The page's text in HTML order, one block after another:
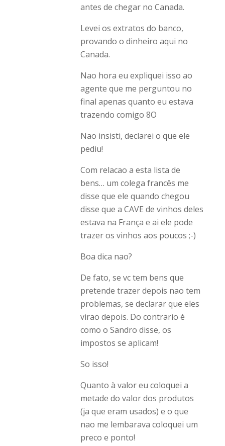
antes de chegar no Canada.
Levei os extratos do banco,
provando o dinheiro aqui no
Canada.
Nao hora eu expliquei isso ao
agente que me perguntou no
final apenas quanto eu estava
trazendo comigo 8O
Nao insisti, declarei o que ele
pediu!
Com relacao a esta lista de
bens… um colega francês me
disse que ele quando chegou
disse que a CAVE de vinhos deles
estava na França e ai ele pode
trazer os vinhos aos poucos ;-)
Boa dica nao?
De fato, se vc tem bens que
pretende trazer depois nao tem
problemas, se declarar que eles
virao depois. Do contrario é
como o Sandro disse, os
impostos se aplicam!
So isso!
Quanto à valor eu coloquei a
metade do valor dos produtos
(ja que eram usados) e o que
nao me lembarava coloquei um
preco e ponto!